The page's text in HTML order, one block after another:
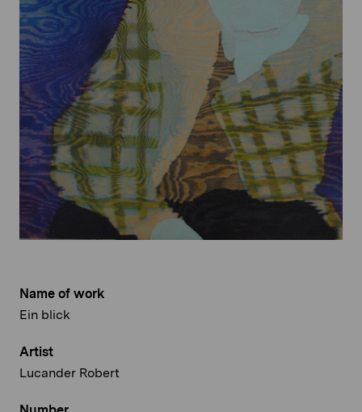
Name of work
Ein blick
Artist
Lucander Robert